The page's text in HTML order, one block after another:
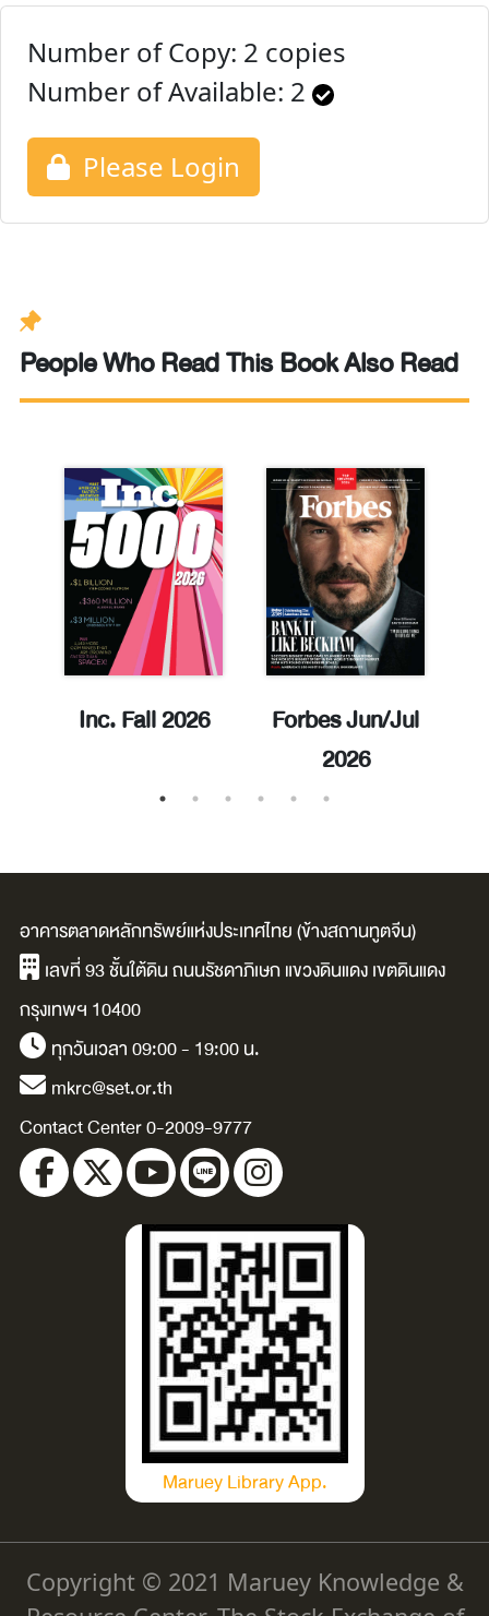
Number of Copy: 2 copies
Number of Available: 2
Please Login
People Who Read This Book Also Read
Inc. Fall 2026
Forbes Jun/Jul
2026
อาคารตลาดหลักทรัพย์แห่งประเทศไทย (ข้างสถานทูตจีน)
เลขที่ 93 ชั้นใต้ดิน ถนนรัชดาภิเษก แขวงดินแดง เขตดินแดง
กรุงเทพฯ 10400
ทุกวันเวลา 09:00 - 19:00 น.
mkrc@set.or.th
Contact Center 0-2009-9777
Maruey Library App.
Copyright © 2021 Maruey Knowledge &